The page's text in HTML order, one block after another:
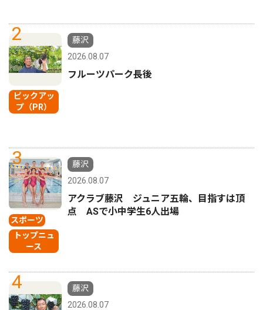
2
ピックアッ
プ（PR）
藤沢
2026.08.07
フルーツパーク長後
3
スポーツ
トップニュ
ース
藤沢
2026.08.07
アクラブ藤沢 ジュニア五輪、目指すは頂
点 ASで小中学生6人出場
4
藤沢
2026.08.07